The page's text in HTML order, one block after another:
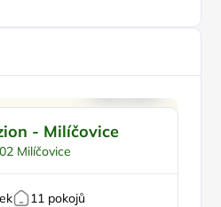
- Milíčovice
Milíčovice
11 pokojů